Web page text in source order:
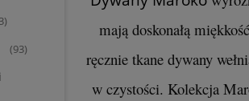
(93)
mają doskonałą
ręcznie tkane dywany
w czystości. Kolekcja